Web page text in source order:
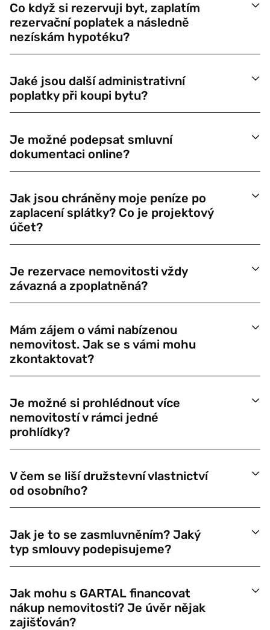
Co když si rezervuji byt, zaplatím
rezervační poplatek a následně
nezískám hypotéku?
Jaké jsou další administrativní
poplatky při koupi bytu?
Je možné podepsat smluvní
dokumentaci online?
Jak jsou chráněny moje peníze po
zaplacení splátky? Co je projektový
účet?
Je rezervace nemovitosti vždy
závazná a zpoplatněná?
Mám zájem o vámi nabízenou
nemovitost. Jak se s vámi mohu
zkontaktovat?
Je možné si prohlédnout více
nemovitostí v rámci jedné
prohlídky?
V čem se liší družstevní vlastnictví
od osobního?
Jak je to se zasmluvněním? Jaký
typ smlouvy podepisujeme?
Jak mohu s GARTAL financovat
nákup nemovitosti? Je úvěr nějak
zajišťován?